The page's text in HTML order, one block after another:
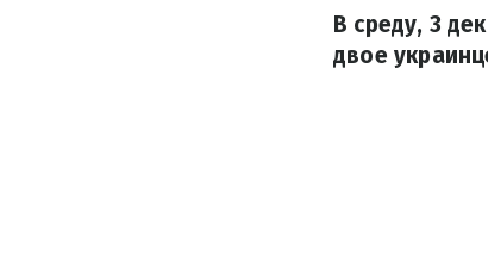
В среду, 3
двое